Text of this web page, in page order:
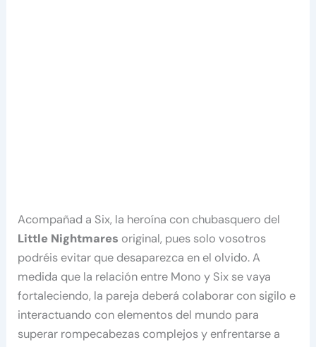
Acompañad a Six, la heroína con chubasquero del
Little Nightmares original, pues solo vosotros
podréis evitar que desaparezca en el olvido. A
medida que la relación entre Mono y Six se vaya
fortaleciendo, la pareja deberá colaborar con sigilo e
interactuando con elementos del mundo para
superar rompecabezas complejos y enfrentarse a